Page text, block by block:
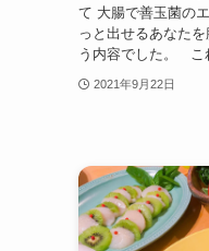
て 大腸で善玉菌の
っと出せるあなた
う内容でした。 こ
2021年9月22日